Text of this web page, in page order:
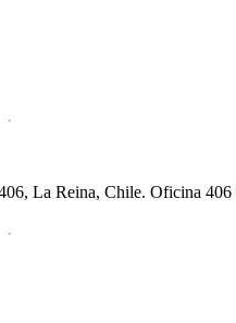
La Reina, Chile. Oficina 406